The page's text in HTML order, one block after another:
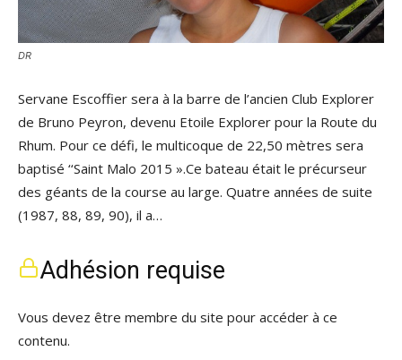
DR
Servane Escoffier sera à la barre de l’ancien Club Explorer
de Bruno Peyron, devenu Etoile Explorer pour la Route du
Rhum. Pour ce défi, le multicoque de 22,50 mètres sera
baptisé ‘‘Saint Malo 2015 ».Ce bateau était le précurseur
des géants de la course au large. Quatre années de suite
(1987, 88, 89, 90), il a…
Adhésion requise
Vous devez être membre du site pour accéder à ce
contenu.